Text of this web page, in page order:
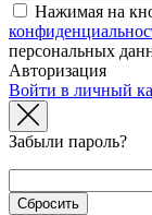
Нажимая на
персональных
Авторизация
Войти в личный
Забыли пароль?